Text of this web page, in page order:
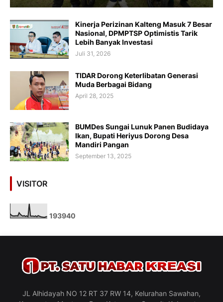
Kinerja Perizinan Kalteng Masuk 7 Besar
Nasional, DPMPTSP Optimistis Tarik
Lebih Banyak Investasi
Juli 31, 2026
TIDAR Dorong Keterlibatan Generasi
Muda Berbagai Bidang
April 28, 2025
BUMDes Sungai Lunuk Panen Budidaya
Ikan, Bupati Heriyus Dorong Desa
Mandiri Pangan
September 13, 2025
VISITOR
193940
JL Alhidayah NO 12 RT 37 RW 14, Kelurahan Sawahan,